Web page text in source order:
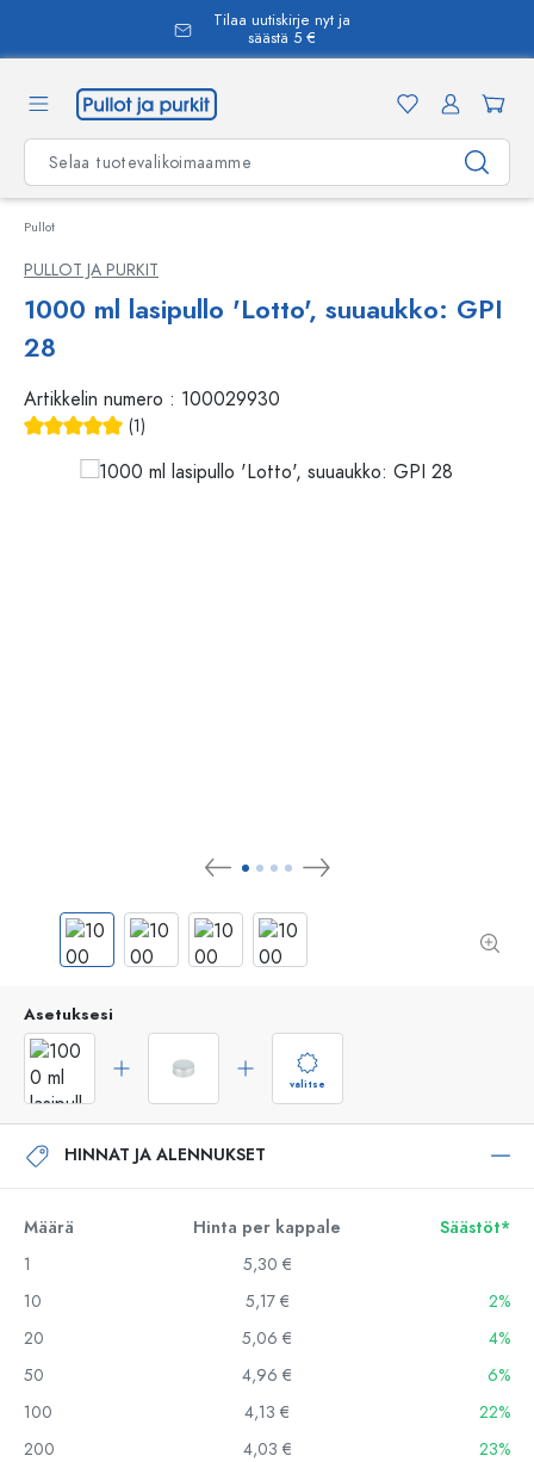
Tilaa uutiskirje nyt ja
säästä 5 €
Pullot
PULLOT JA PURKIT
1000 ml lasipullo 'Lotto', suuaukko: GPI
28
Artikkelin numero : 100029930
(1)
Asetuksesi
valitse
HINNAT JA ALENNUKSET
Määrä Hinta per kappale
Säästöt*
1
5,30 €
10
5,17 €
2%
20
5,06 €
4%
50
4,96 €
6%
100
4,13 €
22%
200
4,03 €
23%